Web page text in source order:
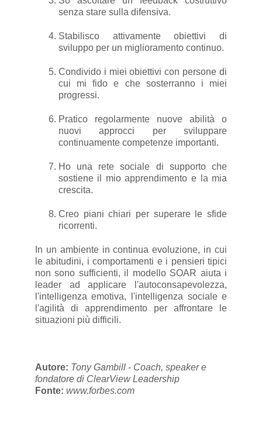
senza stare sulla difensiva.
Stabilisco attivamente obiettivi di
sviluppo per un miglioramento continuo.
Condivido i miei obiettivi con persone di
cui mi fido e che sosterranno i miei
progressi.
Pratico regolarmente nuove abilità o
nuovi approcci per sviluppare
continuamente competenze importanti.
Ho una rete sociale di supporto che
sostiene il mio apprendimento e la mia
crescita.
Creo piani chiari per superare le sfide
ricorrenti.
In un ambiente in continua evoluzione, in cui
le abitudini, i comportamenti e i pensieri tipici
non sono sufficienti, il modello SOAR aiuta i
leader ad applicare l'autoconsapevolezza,
l'intelligenza emotiva, l'intelligenza sociale e
l'agilità di apprendimento per affrontare le
situazioni più difficili.
Autore: Tony Gambill - Coach, speaker e
fondatore di ClearView Leadership
Fonte: www.forbes.com